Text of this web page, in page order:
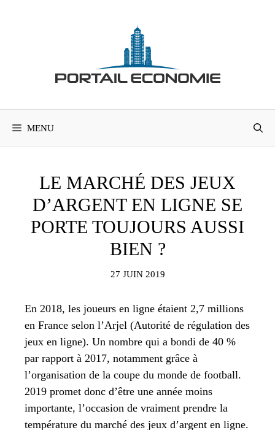
MENU
LE MARCHÉ DES JEUX
D’ARGENT EN LIGNE SE
PORTE TOUJOURS AUSSI
BIEN ?
27 JUIN 2019
En 2018, les joueurs en ligne étaient 2,7 millions
en France selon l’Arjel (Autorité de régulation des
jeux en ligne). Un nombre qui a bondi de 40 %
par rapport à 2017, notamment grâce à
l’organisation de la coupe du monde de football.
2019 promet donc d’être une année moins
importante, l’occasion de vraiment prendre la
température du marché des jeux d’argent en ligne.